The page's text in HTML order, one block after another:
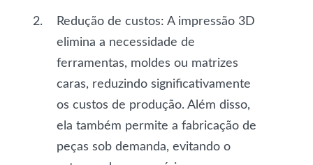
Redução de custos: A impressão 3D
elimina a necessidade de
ferramentas, moldes ou matrizes
caras, reduzindo significativamente
os custos de produção. Além disso,
ela também permite a fabricação de
peças sob demanda, evitando o